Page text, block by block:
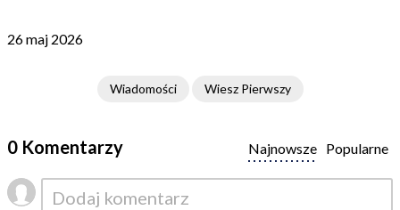
26 maj 2026
Wiadomości Wiesz Pierwszy
0 Komentarzy Popularne
Najnowsze